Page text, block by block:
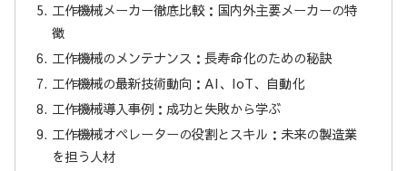
工作機械メーカー徹底比較：国内外主要メーカーの特
徴
工作機械のメンテナンス：長寿命化のための秘訣
工作機械の最新技術動向：AI、IoT、自動化
工作機械導入事例：成功と失敗から学ぶ
工作機械オペレーターの役割とスキル：未来の製造業
を担う人材